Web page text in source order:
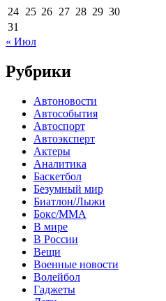
24 25 26 27 28 29 30
31
« Июл
Рубрики
Автоновости
Автособытия
Автоспорт
Автоэксперт
Актеры
Аналитика
Баскетбол
Безумный мир
Биатлон/Лыжи
Бокс/MMA
В мире
В России
Вещи
Военные новости
Волейбол
Гаджеты